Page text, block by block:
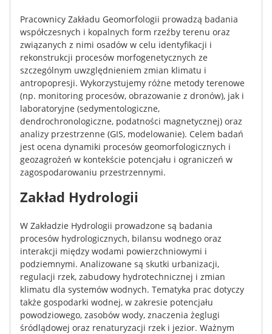
Pracownicy Zakładu Geomorfologii prowadzą badania
współczesnych i kopalnych form rzeźby terenu oraz
związanych z nimi osadów w celu identyfikacji i
rekonstrukcji procesów morfogenetycznych ze
szczególnym uwzględnieniem zmian klimatu i
antropopresji. Wykorzystujemy różne metody terenowe
(np. monitoring procesów, obrazowanie z dronów), jak i
laboratoryjne (sedymentologiczne,
dendrochronologiczne, podatności magnetycznej) oraz
analizy przestrzenne (GIS, modelowanie). Celem badań
jest ocena dynamiki procesów geomorfologicznych i
geozagrożeń w kontekście potencjału i ograniczeń w
zagospodarowaniu przestrzennymi.
Zakład Hydrologii
W Zakładzie Hydrologii prowadzone są badania
procesów hydrologicznych, bilansu wodnego oraz
interakcji między wodami powierzchniowymi i
podziemnymi. Analizowane są skutki urbanizacji,
regulacji rzek, zabudowy hydrotechnicznej i zmian
klimatu dla systemów wodnych. Tematyka prac dotyczy
także gospodarki wodnej, w zakresie potencjału
powodziowego, zasobów wody, znaczenia żeglugi
śródlądowej oraz renaturyzacji rzek i jezior. Ważnym